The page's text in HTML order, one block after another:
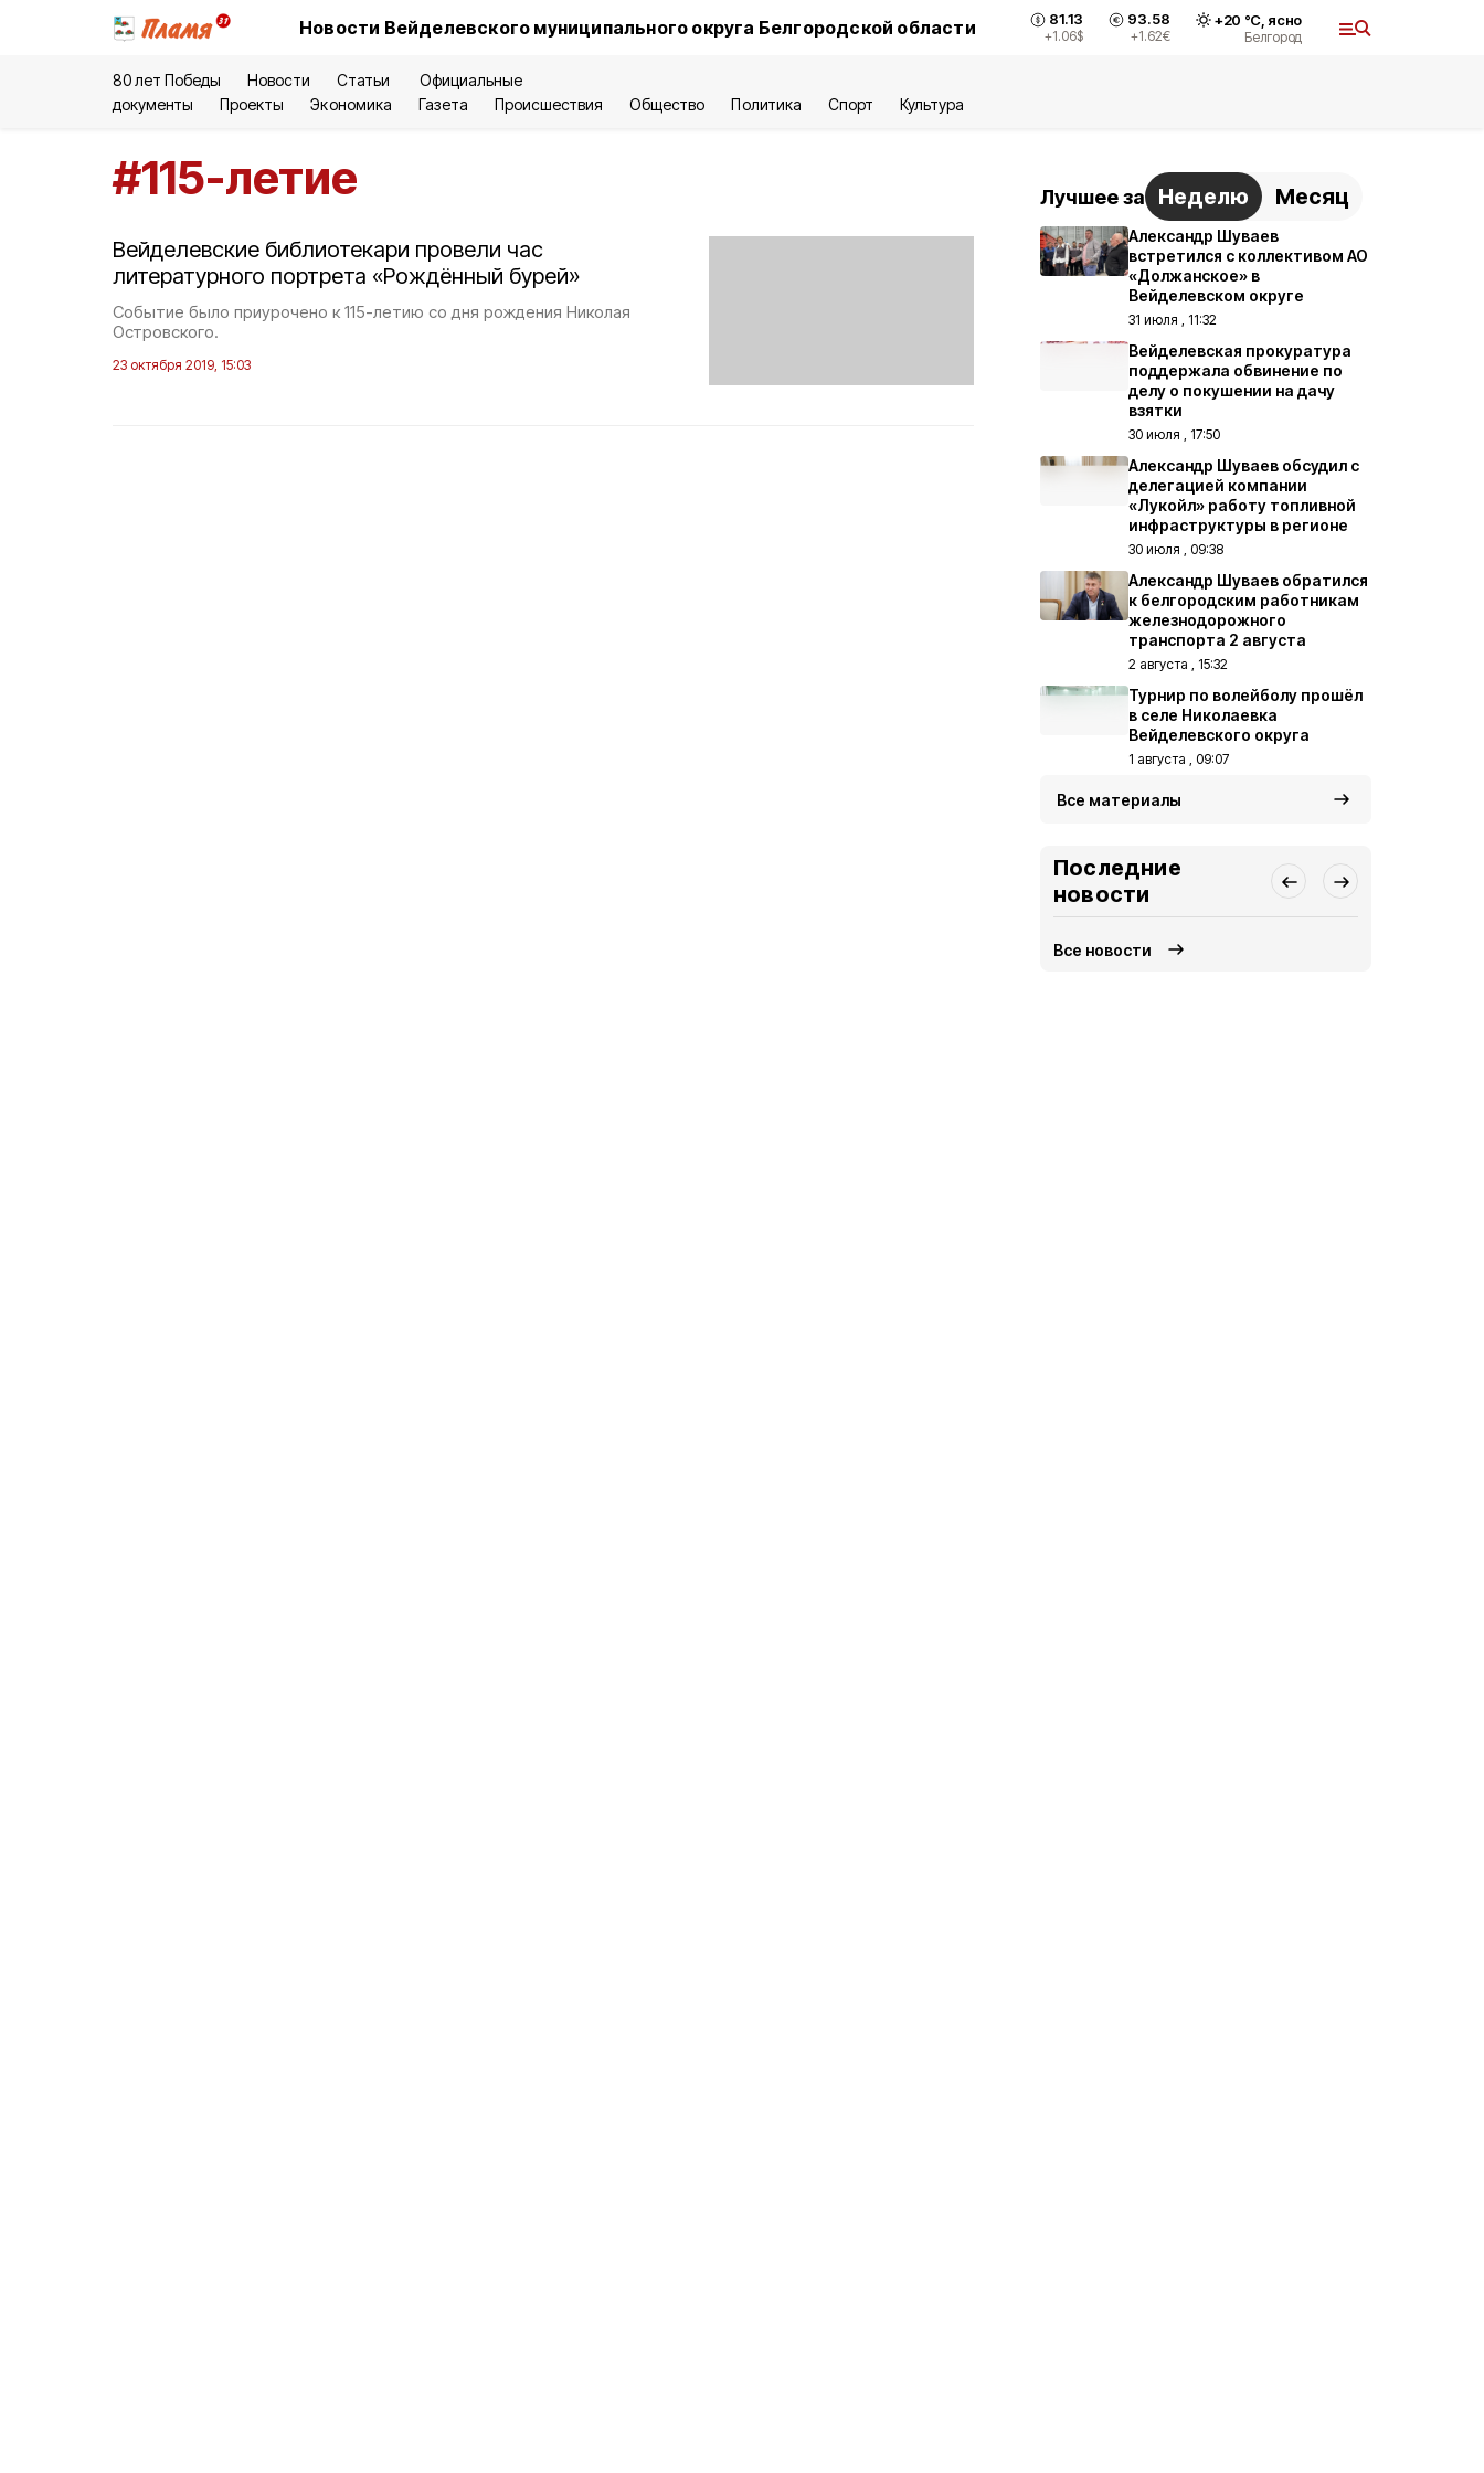
Новости Вейделевского муниципального округа Белгородской области 81.13
+1.06$
93.58
+1.62€
+20 °С, ясно
Белгород
80 лет Победы Новости Статьи
Официальные
документы
Проекты Экономика Газета Происшествия Общество Политика Спорт Культура
#115-летие
Вейделевские библиотекари провели час
литературного портрета «Рождённый бурей»
Событие было приурочено к 115-летию со дня рождения Николая
Островского.
23 октября 2019, 15:03
Лучшее за Неделю Месяц
Александр Шуваев
встретился с коллективом АО
«Должанское» в
Вейделевском округе
31 июля , 11:32
Вейделевская прокуратура
поддержала обвинение по
делу о покушении на дачу
взятки
30 июля , 17:50
Александр Шуваев обсудил с
делегацией компании
«Лукойл» работу топливной
инфраструктуры в регионе
30 июля , 09:38
Александр Шуваев обратился
к белгородским работникам
железнодорожного
транспорта 2 августа
2 августа , 15:32
Турнир по волейболу прошёл
в селе Николаевка
Вейделевского округа
1 августа , 09:07
Все материалы
Последние
новости
Все новости